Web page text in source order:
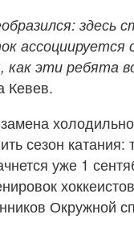
здесь
ассоциируется
эти ребята
Кевев.
сезон
уже 1
Окружной